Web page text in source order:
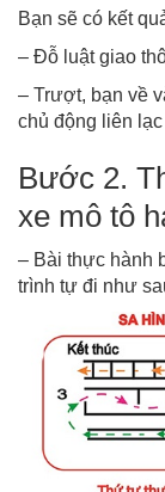
Bạn sẽ có kết
– Đỗ luật giao
– Trượt, bạn về
chủ động liên
Bước 2.
xe mô tô
– Bài thực hành
trình tự đi như